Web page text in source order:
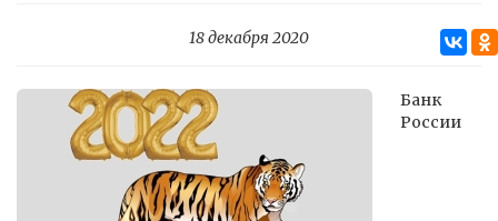
18 декабря 2020
Банк
России